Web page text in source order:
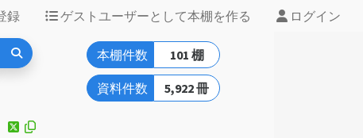
録 ゲストユーザーとして本棚を作る ログイン
本棚件数 101 棚
資料件数 5,922 冊